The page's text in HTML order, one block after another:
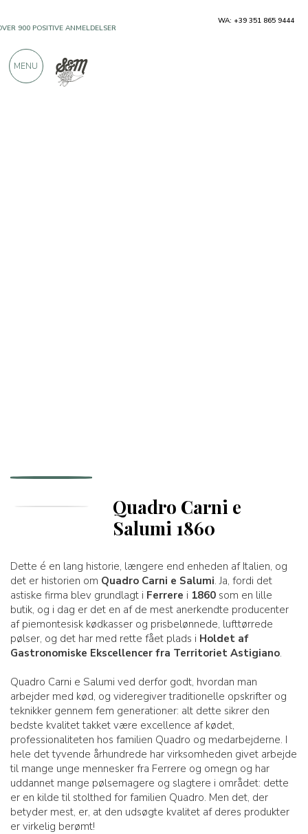
Quadro Carni e
Salumi 1860
Dette é en lang historie, længere end enheden af Italien, og
det er historien om Quadro Carni e Salumi. Ja, fordi det
astiske firma blev grundlagt i Ferrere i 1860 som en lille
butik, og i dag er det en af de mest anerkendte producenter
af piemontesisk kødkasser og prisbelønnede, lufttørrede
pølser, og det har med rette fået plads i Holdet af
Gastronomiske Ekscellencer fra Territoriet Astigiano.
Quadro Carni e Salumi ved derfor godt, hvordan man
arbejder med kød, og videregiver traditionelle opskrifter og
teknikker gennem fem generationer: alt dette sikrer den
bedste kvalitet takket være excellence af kødet,
professionaliteten hos familien Quadro og medarbejderne. I
hele det tyvende århundrede har virksomheden givet arbejde
til mange unge mennesker fra Ferrere og omegn og har
uddannet mange pølsemagere og slagtere i området: dette
er en kilde til stolthed for familien Quadro. Men det, der
betyder mest, er, at den udsøgte kvalitet af deres produkter
er virkelig berømt!
WA: +39 351 865 9444
MENU